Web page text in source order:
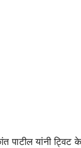
पाटील यांनी